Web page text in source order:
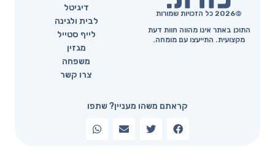
©2026 כל הזכויות שמורות
התוכן באתר אינו מהווה חוות דעת
מקצועית. התייעצו עם מומחה.
דיגיטל
לבית ולגינה
לייף סטייל
מגזין
משפחה
צרו קשר
קראתם משהו מעניין? שתפו